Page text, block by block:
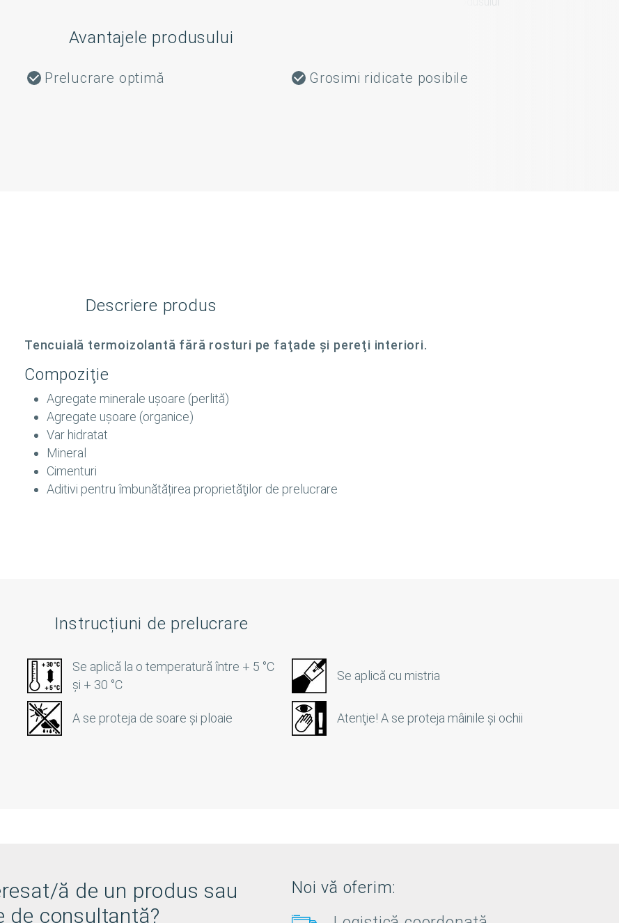
Avantajele produsului
Prelucrare optimă Grosimi ridicate posibile
Descriere produs
Tencuială termoizolantă fără rosturi pe faţade şi pereţi interiori.
Compoziţie
Agregate minerale uşoare (perlită)
Agregate uşoare (organice)
Var hidratat
Mineral
Cimenturi
Aditivi pentru îmbunătățirea proprietăţilor de prelucrare
Instrucțiuni de prelucrare
Se aplică la o temperatură între + 5 °C
și + 30 °C
Se aplică cu mistria
A se proteja de soare și ploaie Atenţie! A se proteja mâinile şi ochii
ă de un produs sau
de consultanță?
Noi vă oferim: